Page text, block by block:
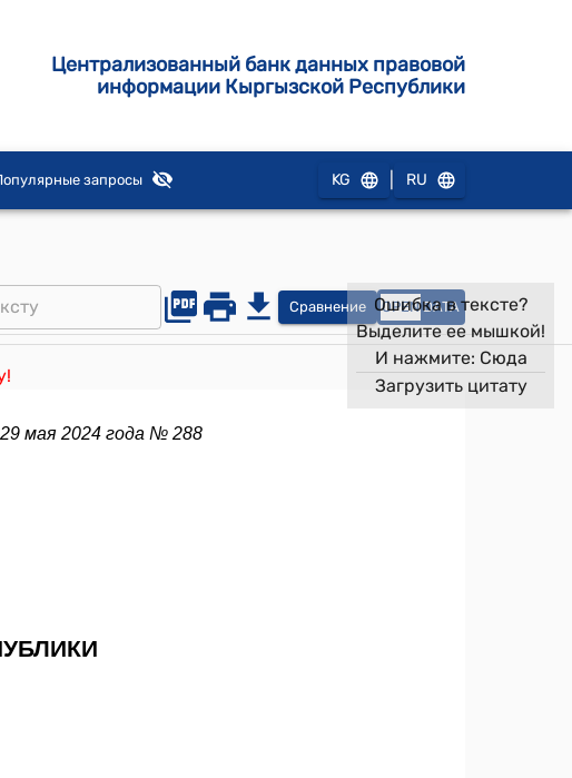
Централизованный банк данных правовой
информации Кыргызской Республики
запросы KG RU
Сравнение OPEN DATA
Ошибка в тексте?
Выделите ее мышкой!
И нажмите: Сюда
Загрузить цитату